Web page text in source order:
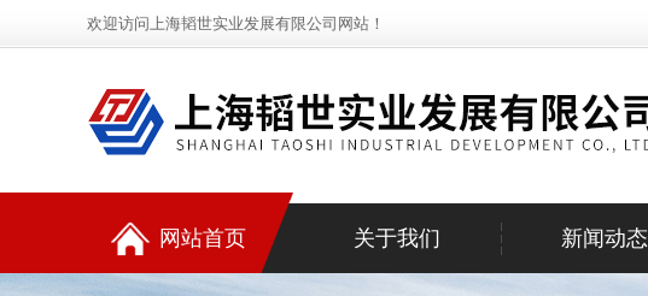
欢迎访问上海韬世实业发展有限公司网站！
网站首页 关于我们 新闻动态